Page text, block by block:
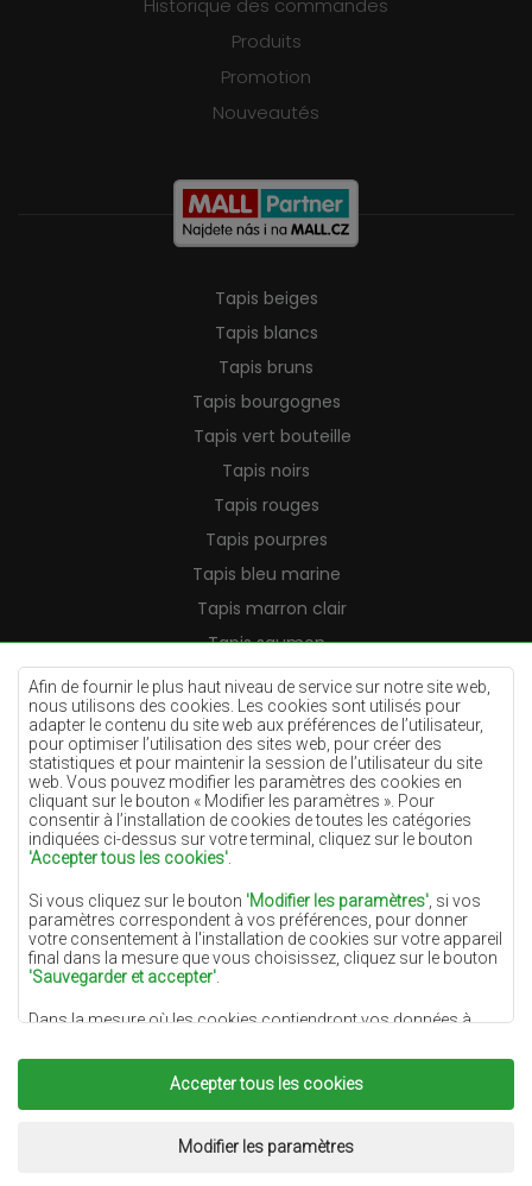
Afin de fournir le plus haut niveau de service sur notre site web,
nous utilisons des cookies. Les cookies sont utilisés pour
adapter le contenu du site web aux préférences de l’utilisateur,
pour optimiser l’utilisation des sites web, pour créer des
statistiques et pour maintenir la session de l’utilisateur du site
web. Vous pouvez modifier les paramètres des cookies en
cliquant sur le bouton « Modifier les paramètres ». Pour
consentir à l’installation de cookies de toutes les catégories
indiquées ci-dessus sur votre terminal, cliquez sur le bouton
'Accepter tous les cookies'
Si vous cliquez sur le bouton 'Modifier les paramètres' , si vos
paramètres correspondent à vos préférences, pour donner
votre consentement à l'installation de cookies sur votre appareil
final dans la mesure que vous choisissez, cliquez sur le bouton
'Sauvegarder et accepter'
Dans la mesure où les cookies contiendront vos données à
du responsable du traitement des données (DYWANYCHEMEX)
ou de tiers sous la forme de la fourniture de services de haute
qualité sur notre site Web et des activités de marketing du
responsable du traitement des données et de ses Partenaires de
Accepter tous les cookies
Modifier les paramètres
Historique des commandes
Produits
Promotion
Nouveautés
Tapis beiges
Tapis blancs
Tapis bruns
Tapis bourgognes
Tapis vert bouteille
Tapis noirs
Tapis rouges
Tapis pourpres
Tapis bleu marine
Tapis marron clair
Tapis saumon
Tapis crème
Tapis lilas
Tapis jaunes
Tapis menthe
Tapis bleus
Tapis oranges
Tapis gris
Tapis terre cuite
Tapis dorés
Réalisation:www.dimax.pl